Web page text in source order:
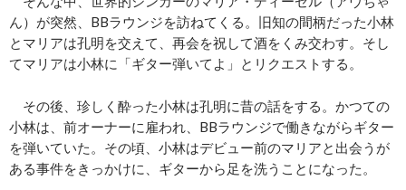
ん）が突然、BBラウンジを訪ねてくる。旧知の間柄だった小林
とマリアは孔明を交えて、再会を祝して酒をくみ交わす。そし
てマリアは小林に「ギター弾いてよ」とリクエストする。
その後、珍しく酔った小林は孔明に昔の話をする。かつての
小林は、前オーナーに雇われ、BBラウンジで働きながらギター
を弾いていた。その頃、小林はデビュー前のマリアと出会うが
ある事件をきっかけに、ギターから足を洗うことになった。